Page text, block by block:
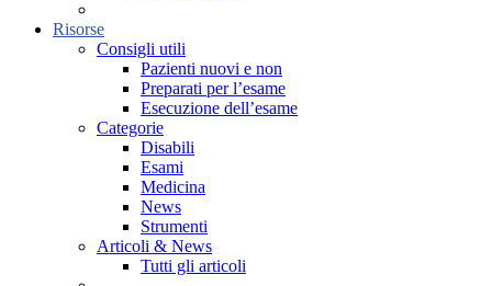
Risorse
Consigli utili
Pazienti nuovi e non
Preparati per l’esame
Esecuzione dell’esame
Categorie
Disabili
Esami
Medicina
News
Strumenti
Articoli & News
Tutti gli articoli